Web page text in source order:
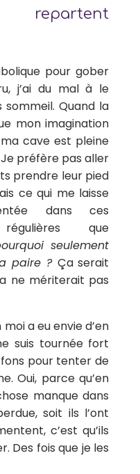
repartent
pour gober
j’ai du mal à le
sommeil. Quand la
mon imagination
cave est pleine
préfère pas aller
prendre leur pied
ce qui me laisse
dans ces
que
seulement
paire ? Ça serait
ne mériterait pas
a eu envie d’en
suis tournée fort
pour tenter de
Oui, parce qu’en
manque dans
soit ils l’ont
c’est qu’ils
Des fois que je les